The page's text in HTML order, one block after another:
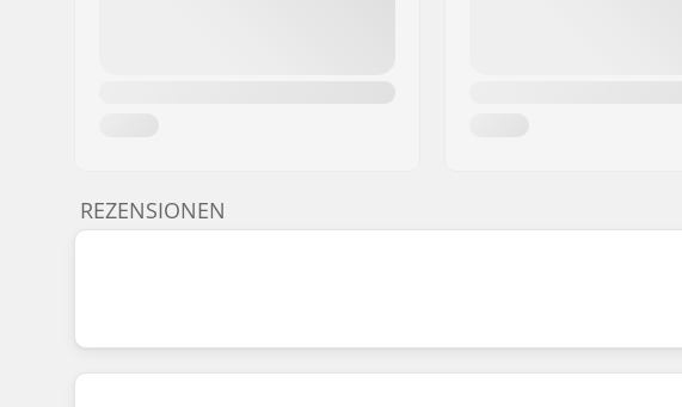
REZENSIONEN